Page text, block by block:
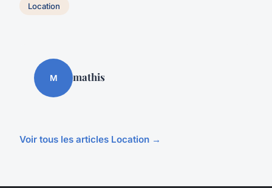
Location
M mathis
Voir tous les articles Location →